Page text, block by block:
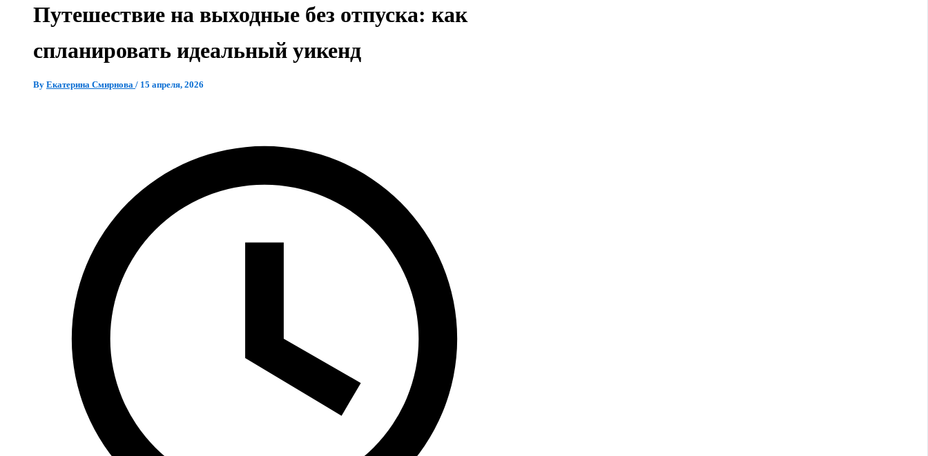
Путешествие на выходные без отпуска: как
спланировать идеальный уикенд
By Екатерина Смирнова / 15 апреля, 2026